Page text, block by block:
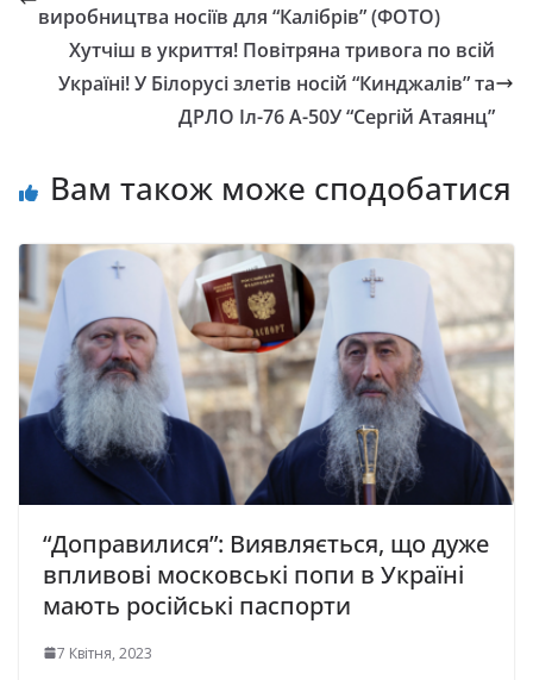
виробництва носіїв для “Калібрів” (ФОТО)
Хутчіш в укриття! Повітряна тривога по всій
Україні! У Білорусі злетів носій “Кинджалів” та
ДРЛО Іл-76 А-50У “Сергій Атаянц”
Вам також може сподобатися
“Доправилися”: Виявляється, що дуже
впливові московські попи в Україні
мають російські паспорти
7 Квітня, 2023